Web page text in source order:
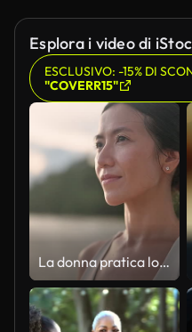
Esplora i video di
ESCLUSIVO: -15% DI
"COVERR15"
La donna pratica lo yoga sulla spiaggia